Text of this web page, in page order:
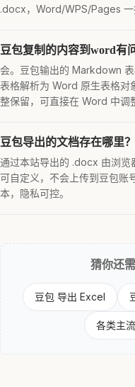
.docx，Word/WPS/Pages 一
豆包复制的内容到word有
会。豆包输出的 Markdown
表格解析为 Word 原生表格对
整保留，可直接在 Word 中调
豆包导出的文档存在哪里？
通过本站导出的 .docx 由浏览
可自定义，不会上传到豆包账
本，隐私可控。
猜你还
豆包 导出 Excel
各类主